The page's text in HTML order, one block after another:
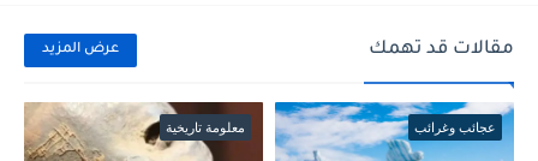
مقالات قد تهمك عرض المزيد
عجائب وغرائب معلومة تاريخية